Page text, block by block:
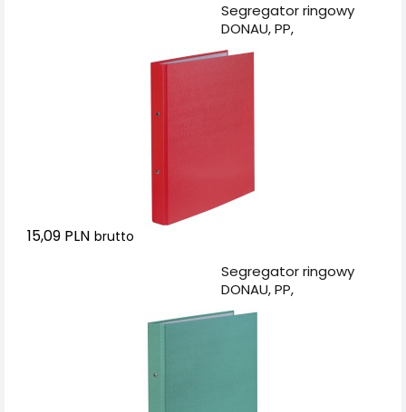
Segregator ringowy
DONAU, PP,
A4/2R/20mm,
15,09 PLN brutto
Segregator ringowy
DONAU, PP,
A4/2R/20mm, zielony